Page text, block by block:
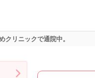
リニックで通院中。